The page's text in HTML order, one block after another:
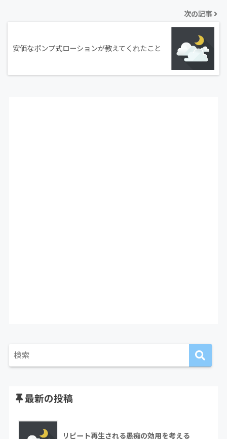
次の記事
安価なポンプ式ローションが教えてくれたこと
最新の投稿
リピート再生される愚痴の効用を考える